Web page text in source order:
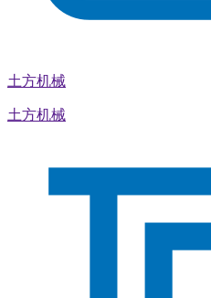
土方机械
土方机械